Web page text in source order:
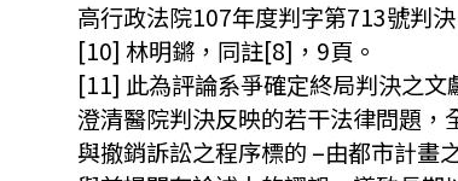
高行政法院107年度判字第713號判決
[10] 林明鏘，同註[8]，9頁。
[11] 此為評論系爭確定終局判決之
澄清醫院判決反映的若干法律問題
與撤銷訴訟之程序標的 –由都市計畫